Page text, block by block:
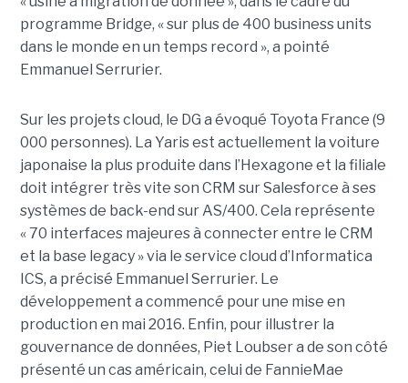
programme Bridge, « sur plus de 400 business units
dans le monde en un temps record », a pointé
Emmanuel Serrurier.
Sur les projets cloud, le DG a évoqué Toyota France (9
000 personnes). La Yaris est actuellement la voiture
japonaise la plus produite dans l’Hexagone et la filiale
doit intégrer très vite son CRM sur Salesforce à ses
systèmes de back-end sur AS/400. Cela représente
« 70 interfaces majeures à connecter entre le CRM
et la base legacy » via le service cloud d’Informatica
ICS, a précisé Emmanuel Serrurier. Le
développement a commencé pour une mise en
production en mai 2016. Enfin, pour illustrer la
gouvernance de données, Piet Loubser a de son côté
présenté un cas américain, celui de FannieMae